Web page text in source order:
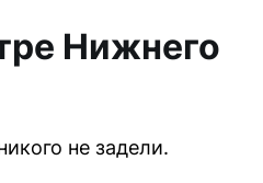
Нижнего
не задели.